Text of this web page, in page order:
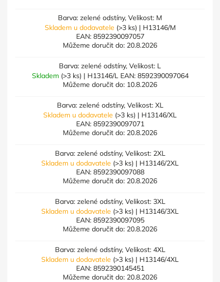
Barva: zelené odstíny, Velikost: M
Skladem u dodavatele (>3 ks) | H13146/M
EAN: 8592390097057
Můžeme doručit do: 20.8.2026
Barva: zelené odstíny, Velikost: L
Skladem (>3 ks) | H13146/L EAN: 8592390097064
Můžeme doručit do: 10.8.2026
Barva: zelené odstíny, Velikost: XL
Skladem u dodavatele (>3 ks) | H13146/XL
EAN: 8592390097071
Můžeme doručit do: 20.8.2026
Barva: zelené odstíny, Velikost: 2XL
Skladem u dodavatele (>3 ks) | H13146/2XL
EAN: 8592390097088
Můžeme doručit do: 20.8.2026
Barva: zelené odstíny, Velikost: 3XL
Skladem u dodavatele (>3 ks) | H13146/3XL
EAN: 8592390097095
Můžeme doručit do: 20.8.2026
Barva: zelené odstíny, Velikost: 4XL
Skladem u dodavatele (>3 ks) | H13146/4XL
EAN: 8592390145451
Můžeme doručit do: 20.8.2026